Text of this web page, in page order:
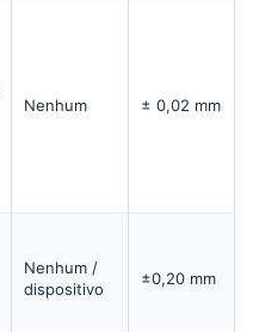
Nenhum ± 0,02 mm
Nenhum /
dispositivo
±0,20 mm